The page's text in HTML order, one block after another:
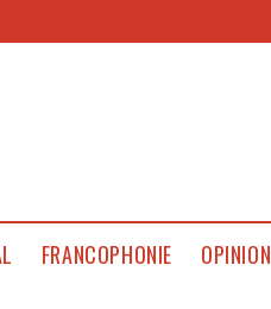
FRANCOPHONIE OPINION